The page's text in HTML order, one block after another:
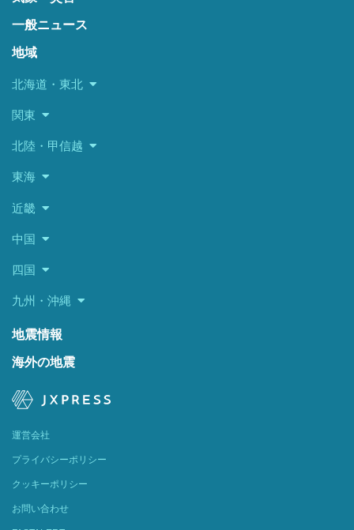
一般ニュース
地域
北海道・東北
関東
北陸・甲信越
東海
近畿
中国
四国
九州・沖縄
地震情報
海外の地震
運営会社
プライバシーポリシー
クッキーポリシー
お問い合わせ